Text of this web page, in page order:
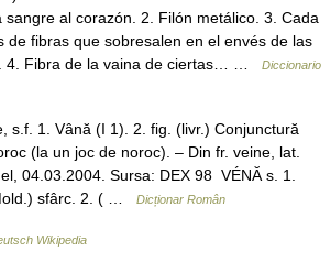
sangre al corazón. 2. Filón metálico. 3. Cada
de fibras que sobresalen en el envés de las
4. Fibra de la vaina de ciertas… …
Diccionario
s.f. 1. Vână (I 1). 2. fig. (livr.) Conjunctură
(la un joc de noroc). – Din fr. veine, lat.
04.03.2004. Sursa: DEX 98 VÉNĂ s. 1.
sfârc. 2. ( …
Dicționar Român
Wikipedia